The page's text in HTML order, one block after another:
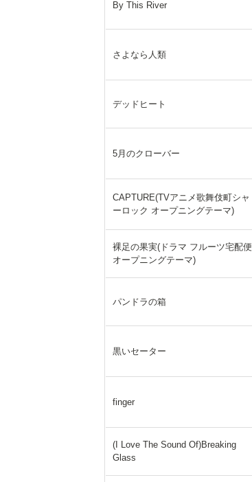
By This River
さよなら人類
デッドヒート
5月のクローバー
CAPTURE(TVアニメ歌舞伎町シャ
ーロック オープニングテーマ)
裸足の果実(ドラマ フルーツ宅配便
オープニングテーマ)
パンドラの箱
黒いセーター
finger
(I Love The Sound Of)Breaking
Glass